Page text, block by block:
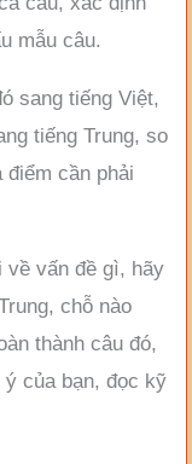
mẫu câu.
sang tiếng Việt,
tiếng Trung, so
cần phải
về vấn đề gì, hãy
chỗ nào
thành câu đó,
của bạn, đọc kỹ